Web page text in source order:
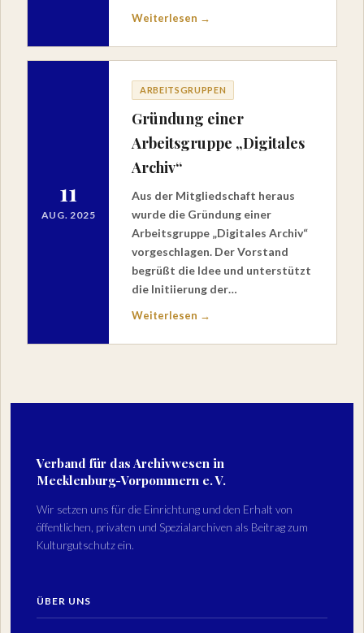
Weiterlesen →
11
AUG. 2025
ARBEITSGRUPPEN
Gründung einer
Arbeitsgruppe „Digitales
Archiv“
Aus der Mitgliedschaft heraus
wurde die Gründung einer
Arbeitsgruppe „Digitales Archiv“
vorgeschlagen. Der Vorstand
begrüßt die Idee und unterstützt
die Initiierung der…
Weiterlesen →
Verband für das Archivwesen in
Mecklenburg-Vorpommern e. V.
Wir setzen uns für die Einrichtung und den Erhalt von
öffentlichen, privaten und Spezialarchiven als Beitrag zum
Kulturgutschutz ein.
ÜBER UNS